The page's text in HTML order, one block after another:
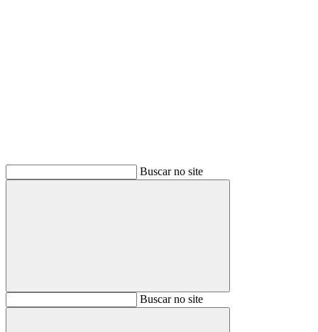
Buscar no site
BuscarBuscar no site